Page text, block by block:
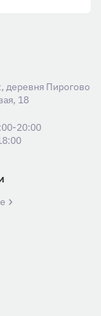
деревня Пирогово
18
20:00